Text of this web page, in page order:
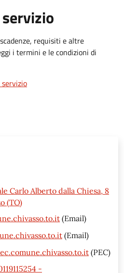
requisiti e altre
i termini e le condizioni di
Carlo Alberto dalla Chiesa, 8
(TO)
(Email)
(Email)
(PEC)
-